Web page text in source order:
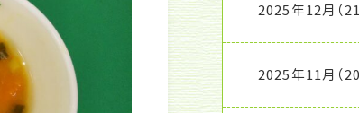
2025年12月 （
2025年11月 （